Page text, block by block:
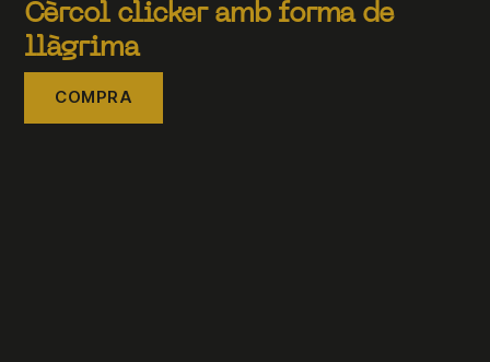
Cèrcol clicker amb forma de
llàgrima
COMPRA